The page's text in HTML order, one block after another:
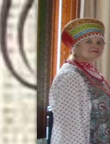
Перейти
к
содержимому